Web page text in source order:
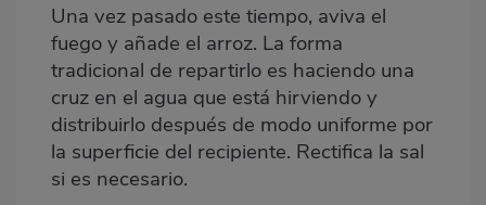
Una vez pasado este tiempo, aviva el
fuego y añade el arroz. La forma
tradicional de repartirlo es haciendo una
cruz en el agua que está hirviendo y
distribuirlo después de modo uniforme por
la superficie del recipiente. Rectifica la sal
si es necesario.